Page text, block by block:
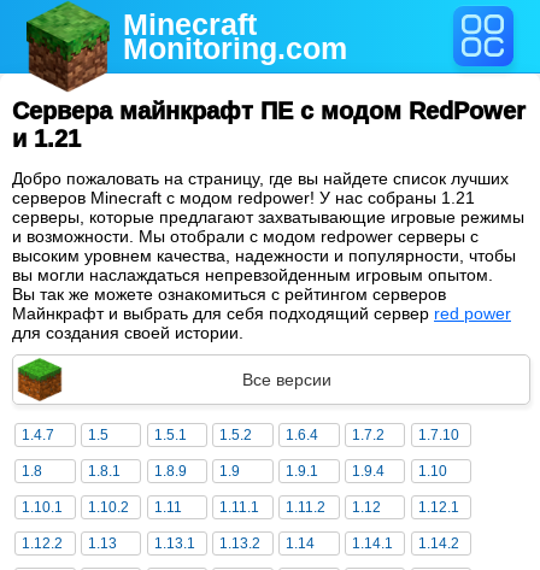
Minecraft
Monitoring.com
Сервера майнкрафт ПЕ с модом RedPower
и 1.21
Добро пожаловать на страницу, где вы найдете список лучших
серверов Minecraft с модом redpower! У нас собраны 1.21
серверы, которые предлагают захватывающие игровые режимы
и возможности. Мы отобрали с модом redpower серверы с
высоким уровнем качества, надежности и популярности, чтобы
вы могли наслаждаться непревзойденным игровым опытом.
Вы так же можете ознакомиться с рейтингом серверов
Майнкрафт и выбрать для себя подходящий сервер red power
для создания своей истории.
Все версии
1.4.7 1.5 1.5.1 1.5.2 1.6.4 1.7.2 1.7.10
1.8 1.8.1 1.8.9 1.9 1.9.1 1.9.4 1.10
1.10.1 1.10.2 1.11 1.11.1 1.11.2 1.12 1.12.1
1.12.2 1.13 1.13.1 1.13.2 1.14 1.14.1 1.14.2